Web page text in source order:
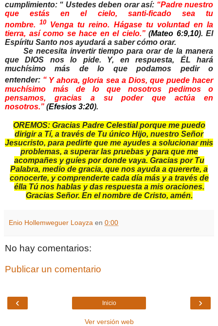
cumplimiento: “ Ustedes deben orar así: “Padre nuestro
que estás en el cielo, santi-ficado sea tu
nombre.10 Venga tu reino. Hágase tu voluntad en la
tierra, así como se hace en el cielo.” (Mateo 6:9,10). El
Espíritu Santo nos ayudará a saber cómo orar.
Se necesita invertir tiempo para orar de la manera
que DIOS nos lo pide. Y, en respuesta, ÉL hará
muchísimo más de lo que podamos pedir o
entender: “ Y ahora, gloria sea a Dios, que puede hacer
muchísimo más de lo que nosotros pedimos o
pensamos, gracias a su poder que actúa en
nosotros.” (Efesios 3:20).
OREMOS: Gracias Padre Celestial porque me puedo
dirigir a Tí, a través de Tu único Hijo, nuestro Señor
Jesucristo, para pedirte que me ayudes a solucionar mis
problemas, a superar las pruebas y para que me
acompañes y guíes por donde vaya. Gracias por Tu
Palabra, medio de gracia, que nos ayuda a quererte, a
conocerte, y comprenderte cada día más y a través de
élla Tú nos hablas y das respuesta a mis oraciones.
Gracias Señor. En el nombre de Cristo, amén.
Enio Hollemweguer Loayza en 0:00
No hay comentarios:
Publicar un comentario
‹ ›
Inicio
Ver versión web